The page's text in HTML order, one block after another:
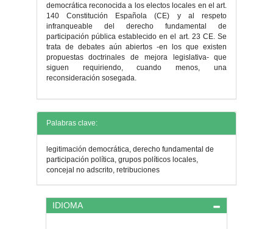
democrática reconocida a los electos locales en el art.
140 Constitución Española (CE) y al respeto
infranqueable del derecho fundamental de
participación pública establecido en el art. 23 CE. Se
trata de debates aún abiertos -en los que existen
propuestas doctrinales de mejora legislativa- que
siguen requiriendo, cuando menos, una
reconsideración sosegada.
Detalles
del
artículo
Palabras clave:
legitimación democrática, derecho fundamental de
participación política, grupos políticos locales,
concejal no adscrito, retribuciones
IDIOMA